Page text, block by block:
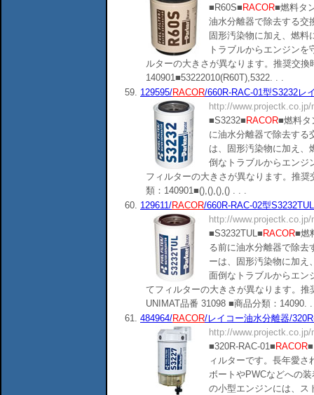
■R60S■ RACOR■燃料タ
油水分離器で除去する交
固形汚染物に加え、燃料
トラブルからエンジン
ルターの大きさが異なります。推奨交
140901■53222010(R60T),5322. . .
59. 129595/RACOR/660R-RAC-01型S3232レ
http://
■S3232■ RACOR■燃料タ
に油水分離器で除去する
は、固形汚染物に加え、
倒なトラブルからエンジ
フィルターの大きさが異なります。推
類：140901■(),(),(),() . . .
60. 129611/RACOR/660R-RAC-02型
http://
■S3232TUL■ RACOR■燃
る前に油水分離器で除去
ーは、固形汚染物に加え
面倒なトラブルからエン
てフィルターの大きさが異なります。
UNIMAT品番 31098 ■商品分類：14090.
61. 484964/RACOR/レイコー油水分離器/
http://
■320R-RAC-01■ RACOR■
ィルターです。長年愛
ボートやPWCなどへの
の小型エンジンには、ス